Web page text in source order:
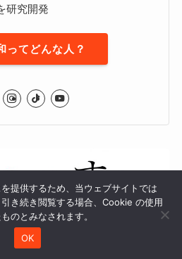
研究開発
ってどんな人？
提供するため、当ウェブサイトでは
き続き閲覧する場合、Cookie の使用
のとみなされます。
OK